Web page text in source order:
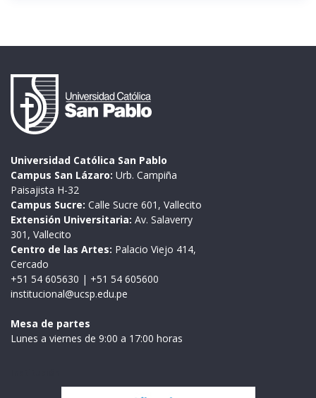
Universidad Católica San Pablo
Campus San Lázaro: Urb. Campiña
Paisajista H-32
Campus Sucre: Calle Sucre 601, Vallecito
Extensión Universitaria: Av. Salaverry
301, Vallecito
Centro de las Artes: Palacio Viejo 414,
Cercado
+51 54 605630 | +51 54 605600
institucional@ucsp.edu.pe
Mesa de partes
Lunes a viernes de 9:00 a 17:00 horas